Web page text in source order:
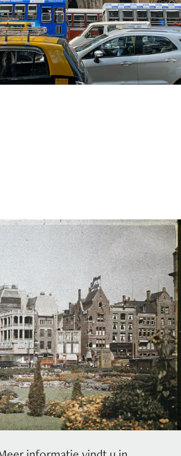
de la Planète
2018